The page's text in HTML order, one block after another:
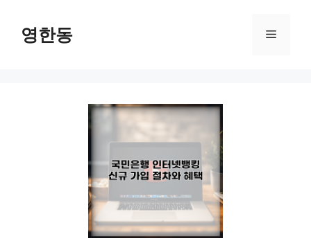
영한동 메